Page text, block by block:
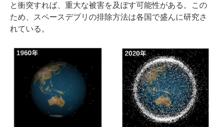
と衝突すれば、重大な被害を及ぼす可能性がある。この
ため、スペースデブリの排除方法は各国で盛んに研究さ
れている。